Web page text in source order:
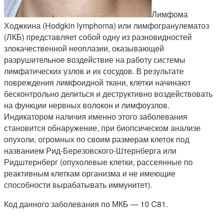
Лимфома
Ходжкина (Hodgkin lymphoma) или лимфогранулематоз
(ЛКБ) представляет собой одну из разновидностей
злокачественной неоплазии, оказывающей
разрушительное воздействие на работу системы
лимфатических узлов и их сосудов. В результате
повреждения лимфоидной ткани, клетки начинают
бесконтрольно делиться и деструктивно воздействовать
на функции нервных волокон и лимфоузлов.
Индикатором наличия именно этого заболевания
становится обнаружение, при биопсическом анализе
опухоли, огромных по своим размерам клеток под
названием Рид-Березовского-Штернберга или
Ридштернберг (опухолевые клетки, рассеянные по
реактивным клеткам организма и не имеющие
способности вырабатывать иммунитет).
Код данного заболевания по МКБ — 10 C81.